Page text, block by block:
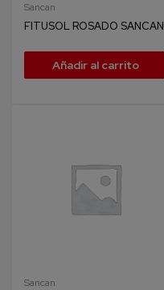
Sancan
FITUSOL ROSADO SANCAN
Añadir al carrito
Sancan